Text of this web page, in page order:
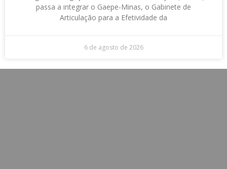
passa a integrar o Gaepe-Minas, o Gabinete de
Articulação para a Efetividade da
6 de agosto de 2026